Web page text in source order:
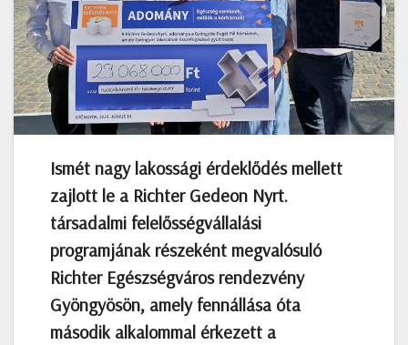
Ismét nagy lakossági érdeklődés mellett
zajlott le a Richter Gedeon Nyrt.
társadalmi felelősségvállalási
programjának részeként megvalósuló
Richter Egészségváros rendezvény
Gyöngyösön, amely fennállása óta
második alkalommal érkezett a